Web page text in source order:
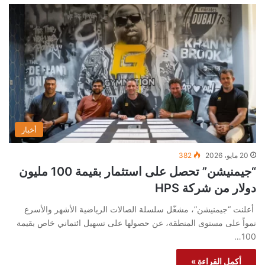
أخبار
20 مايو، 2026 382
“جيمنيشن” تحصل على استثمار بقيمة 100 مليون
دولار من شركة HPS
أعلنت “جيمنيشن”، مشغّل سلسلة الصالات الرياضية الأشهر والأسرع
نمواً على مستوى المنطقة، عن حصولها على تسهيل ائتماني خاص بقيمة
100…
أكمل القراءة »